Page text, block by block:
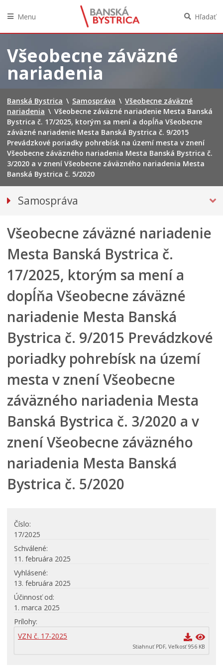
na
obsah
Menu Hľadať
Všeobecne záväzné
nariadenia
Banská Bystrica \ Samospráva \ Všeobecne záväzné
nariadenia \ Všeobecne záväzné nariadenie Mesta Banská
Bystrica č. 17/2025, ktorým sa mení a dopĺňa Všeobecne
záväzné nariadenie Mesta Banská Bystrica č. 9/2015
Prevádzkové poriadky pohrebísk na území mesta v znení
Všeobecne záväzného nariadenia Mesta Banská Bystrica č.
3/2020 a v znení Všeobecne záväzného nariadenia Mesta
Banská Bystrica č. 5/2020
Samospráva
Referendum 2026
Hlavný kontrolór mesta
Mestské zastupiteľstvo
Mestská rada
Komisie, výbory a rady
Zasadnutia
Iniciatíva pre Otvorené vládnutie (OGP)
Verejné obstrávania
Úradná tabuľa
Dotácie
Dokumenty mesta
VŠEOBECNE ZÁVÄZNÉ NARIADENIA
Návrhy všeobecne záväzných nariadení
Archív zrušených VZN
Mestská polícia Banská Bystrica
Organizácie zriadené a založené mestom
Udržateľný mestský rozvoj
Tlačové správy
Samospráva pre cudzincov – Novobystričanov
Pomoc pre Ukrajinu
Všeobecne záväzné nariadenie
Mesta Banská Bystrica č.
17/2025, ktorým sa mení a
dopĺňa Všeobecne záväzné
nariadenie Mesta Banská
Bystrica č. 9/2015 Prevádzkové
poriadky pohrebísk na území
mesta v znení Všeobecne
záväzného nariadenia Mesta
Banská Bystrica č. 3/2020 a v
znení Všeobecne záväzného
nariadenia Mesta Banská
Bystrica č. 5/2020
Číslo
17/2025
Schválené
11. februára 2025
Vyhlásené
13. februára 2025
Účinnosť od
1. marca 2025
Prílohy
VZN č. 17-2025
Stiahnuť PDF, Veľkosť 956 KB